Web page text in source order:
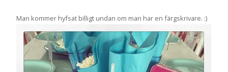
Man kommer hyfsat billigt undan om man har en färgskrivare. :)